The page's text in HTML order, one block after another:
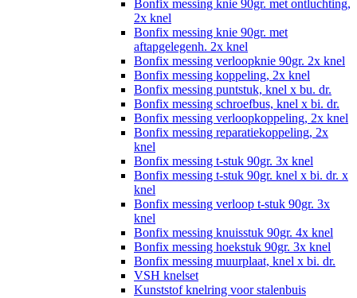
Bonfix messing knie 90gr. met ontluchting,
2x knel
Bonfix messing knie 90gr. met
aftapgelegenh. 2x knel
Bonfix messing verloopknie 90gr. 2x knel
Bonfix messing koppeling, 2x knel
Bonfix messing puntstuk, knel x bu. dr.
Bonfix messing schroefbus, knel x bi. dr.
Bonfix messing verloopkoppeling, 2x knel
Bonfix messing reparatiekoppeling, 2x
knel
Bonfix messing t-stuk 90gr. 3x knel
Bonfix messing t-stuk 90gr. knel x bi. dr. x
knel
Bonfix messing verloop t-stuk 90gr. 3x
knel
Bonfix messing knuisstuk 90gr. 4x knel
Bonfix messing hoekstuk 90gr. 3x knel
Bonfix messing muurplaat, knel x bi. dr.
VSH knelset
Kunststof knelring voor stalenbuis